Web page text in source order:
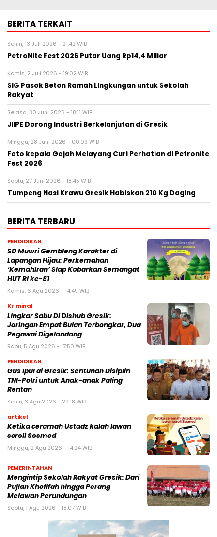
BERITA TERKAIT
Senin, 13 Juli 2026 - 21:42 WIB
PetroNite Fest 2026 Putar Uang Rp14,4 Miliar
Kamis, 2 Juli 2026 - 19:02 WIB
SIG Pasok Beton Ramah Lingkungan untuk Sekolah
Rakyat
Selasa, 30 Juni 2026 - 18:11 WIB
JIIPE Dorong Industri Berkelanjutan di Gresik
Minggu, 28 Juni 2026 - 00:09 WIB
Foto kepala Gajah Melayang Curi Perhatian di Petronite
Fest 2026
Sabtu, 27 Juni 2026 - 18:45 WIB
Tumpeng Nasi Krawu Gresik Habiskan 210 Kg Daging
BERITA TERBARU
PENDIDIKAN
SD Muwri Gembleng Karakter di
Lapangan Hijau: Perkemahan
‘Kemahiran’ Siap Kobarkan Semangat
HUT RI ke-81
Kamis, 6 Agu 2026 - 14:49 WIB
Kriminal
Lingkar Sabu Di Dishub Gresik:
Jaringan Empat Bulan Terbongkar, Dua
Pegawai Digelandang
Rabu, 5 Agu 2026 - 17:50 WIB
PENDIDIKAN
Gus Ipul di Gresik: Sentuhan Disiplin
TNI-Polri untuk Anak-anak Paling
Rentan
Senin, 3 Agu 2026 - 22:18 WIB
artikel
Ketika ceramah Ustadz kalah lawan
scroll Sosmed
Minggu, 2 Agu 2026 - 14:24 WIB
PEMERINTAHAN
Mengintip Sekolah Rakyat Gresik: Dari
Pujian Khofifah hingga Perang
Melawan Perundungan
Sabtu, 1 Agu 2026 - 18:07 WIB